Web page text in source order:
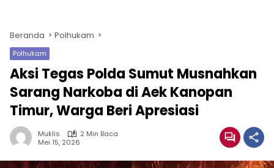
Beranda Polhukam
Polhukam
Aksi Tegas Polda Sumut Musnahkan
Sarang Narkoba di Aek Kanopan
Timur, Warga Beri Apresiasi
Muklis
2 Min Baca
Mei 15, 2026